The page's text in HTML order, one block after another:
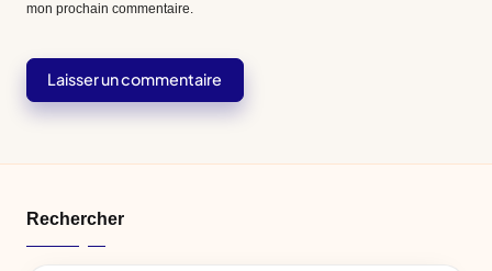
mon prochain commentaire.
Rechercher